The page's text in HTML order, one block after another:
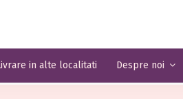
in alte localitati Despre noi